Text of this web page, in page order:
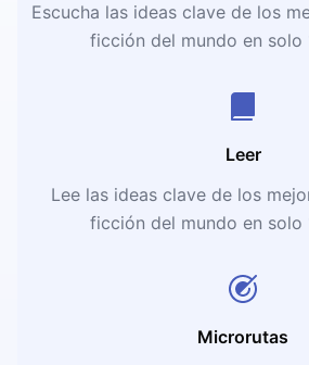
Escucha las ideas clave de los
ficción del mundo en solo
Leer
Lee las ideas clave de los
ficción del mundo en solo
Microrutas